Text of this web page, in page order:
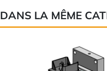
DANS LA MÊME